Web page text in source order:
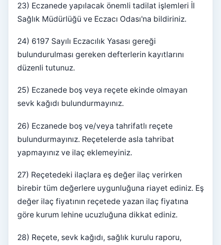
23) Eczanede yapılacak önemli tadilat işlemleri İl
Sağlık Müdürlüğü ve Eczacı Odası'na bildiriniz.
24) 6197 Sayılı Eczacılık Yasası gereği
bulundurulması gereken defterlerin kayıtlarını
düzenli tutunuz.
25) Eczanede boş veya reçete ekinde olmayan
sevk kağıdı bulundurmayınız.
26) Eczanede boş ve/veya tahrifatlı reçete
bulundurmayınız. Reçetelerde asla tahribat
yapmayınız ve ilaç eklemeyiniz.
27) Reçetedeki ilaçlara eş değer ilaç verirken
birebir tüm değerlere uygunluğuna riayet ediniz. Eş
değer ilaç fiyatının reçetede yazan ilaç fiyatına
göre kurum lehine ucuzluğuna dikkat ediniz.
28) Reçete, sevk kağıdı, sağlık kurulu raporu,